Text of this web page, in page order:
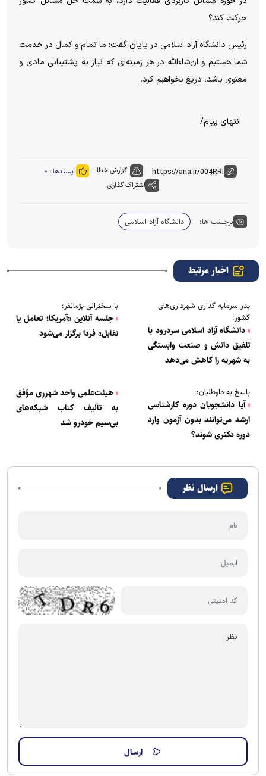
حرکت کند؟
رئیس دانشگاه آزاد اسلامی در پایان گفت: ما تمام و کمال در خدمت
شما هستیم و ان‌شاءالله در هر زمینه‌ای که نیاز به پشتیبانی مادی و
معنوی باشد، دریغ نخواهیم کرد.
انتهای پیام/
گزارش خطا پسندها : ۰
اشتراک گذاری
برچسب ها: دانشگاه آزاد اسلامی
اخبار مرتبط
پدر سرمایه گذاری شهرداری‌های
کشور:
دانشگاه آزاد اسلامی سردرود با
تلفیق دانش و صنعت وابستگی
به شهریه را کاهش می‌دهد
با سخنرانی پژمانفر؛
جلسه آنلاین «آمریکا؛ تعامل یا
تقابل» فردا برگزار می‌شود
پاسخ به داوطلبان؛
آیا دانشجویان دوره کارشناسی
ارشد می‌توانند بدون آزمون وارد
دوره دکتری شوند؟
هیئت‌علمی واحد شهرری مؤفق
به تألیف کتاب شبکه‌های
بی‌سیم خودرو شد
ارسال نظر